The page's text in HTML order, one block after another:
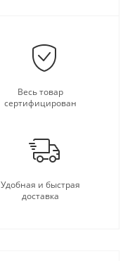
Весь товар
сертифицирован
Удобная и быстрая
доставка